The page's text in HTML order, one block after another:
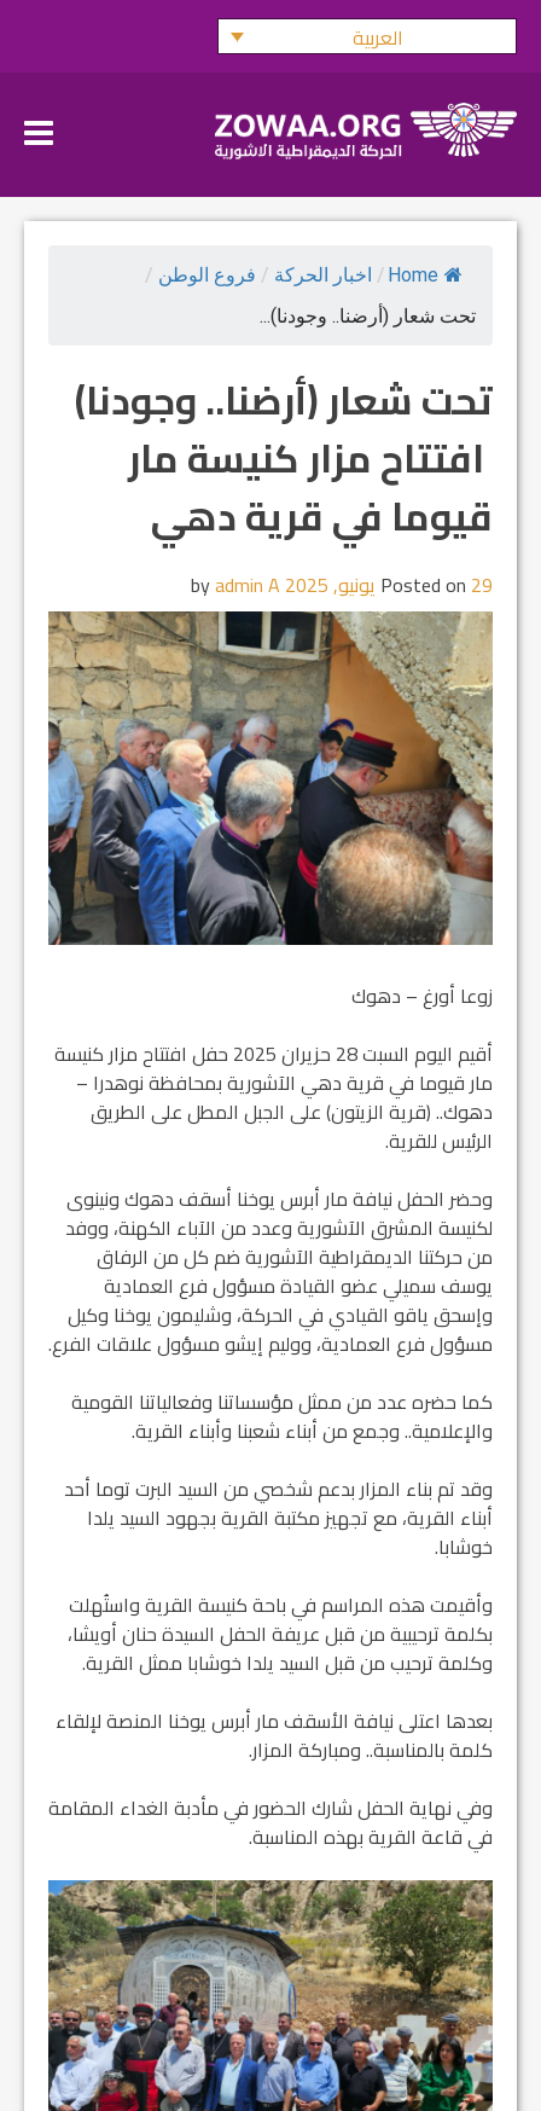
Skip
العربية
Home
/ اخبار الحركة / فروع الوطن /
تحت شعار (أرضنا.. وجودنا)...
تحت شعار (أرضنا.. وجودنا)
افتتاح مزار كنيسة مار
قيوما في قرية دهي
Posted on 29 يونيو, 2025 admin A
زوعا أورغ – دهوك
أقيم اليوم السبت 28 حزيران 2025 حفل افتتاح مزار كنيسة
مار قيوما في قرية دهي الآشورية بمحافظة نوهدرا –
دهوك.. (قرية الزيتون) على الجبل المطل على الطريق
الرئيس للقرية.
وحضر الحفل نيافة مار أبرس يوخنا أسقف دهوك ونينوى
لكنيسة المشرق الآشورية وعدد من الآباء الكهنة، ووفد
من حركتنا الديمقراطية الآشورية ضم كل من الرفاق
يوسف سميلي عضو القيادة مسؤول فرع العمادية
وإسحق ياقو القيادي في الحركة، وشليمون يوخنا وكيل
مسؤول فرع العمادية، ووليم إيشو مسؤول علاقات الفرع.
كما حضره عدد من ممثل مؤسساتنا وفعالياتنا القومية
والإعلامية.. وجمع من أبناء شعبنا وأبناء القرية.
وقد تم بناء المزار بدعم شخصي من السيد البرت توما أحد
أبناء القرية، مع تجهيز مكتبة القرية بجهود السيد يلدا
خوشابا.
وأقيمت هذه المراسم في باحة كنيسة القرية واستُهلت
بكلمة ترحيبية من قبل عريفة الحفل السيدة حنان أويشا،
وكلمة ترحيب من قبل السيد يلدا خوشابا ممثل القرية.
بعدها اعتلى نيافة الأسقف مار أبرس يوخنا المنصة لإلقاء
كلمة بالمناسبة.. ومباركة المزار.
وفي نهاية الحفل شارك الحضور في مأدبة الغداء المقامة
في قاعة القرية بهذه المناسبة.